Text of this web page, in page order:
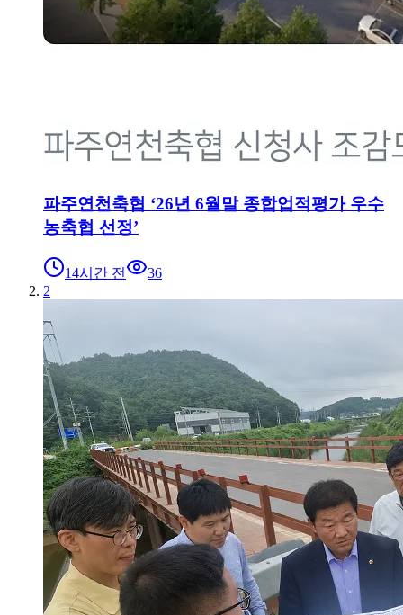
파주연천축협 ‘26년 6월말 종합업적평가 우수
농축협 선정’
14시간 전
36
2